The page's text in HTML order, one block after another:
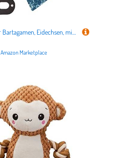
Geschirr für Bartagamen, Eidechsen, mit sicherer, warmer und weicher verstellbarer Leine für Trageleine inkl
Amazon Marketplace